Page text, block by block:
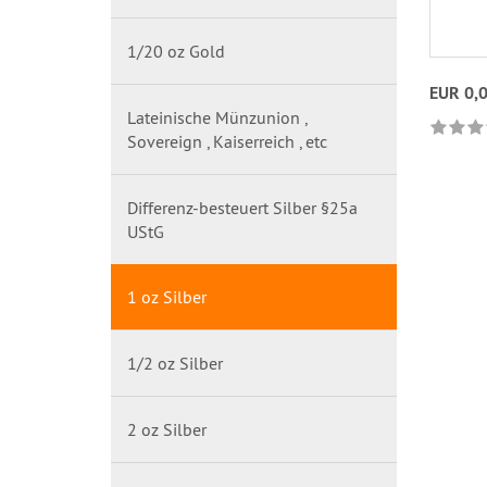
EUR
1/20 oz Gold
Lateinische Münzunion ,
Sovereign , Kaiserreich , etc
Differenz-besteuert Silber §25a
UStG
1 oz Silber
1/2 oz Silber
2 oz Silber